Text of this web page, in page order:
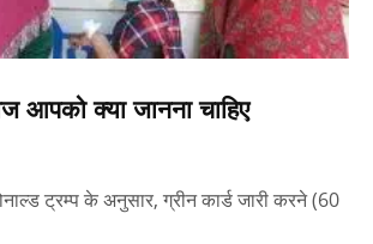
आपको क्या जानना चाहिए
ट्रम्प के अनुसार, ग्रीन कार्ड जारी करने (60